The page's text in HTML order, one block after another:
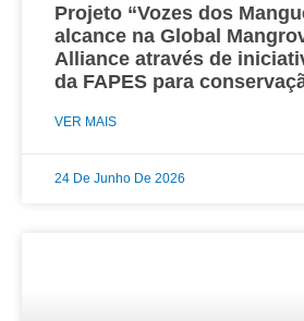
Projeto “Vozes dos
alcance na Global
Alliance através de
da FAPES para
VER MAIS
24 De Junho De 2026